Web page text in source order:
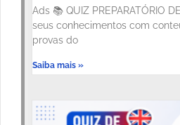
Ads 📚 QUIZ PREPARATÓRIO
seus conhecimentos com
provas do
Saiba mais »